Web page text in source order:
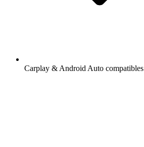
Carplay & Android Auto compatibles